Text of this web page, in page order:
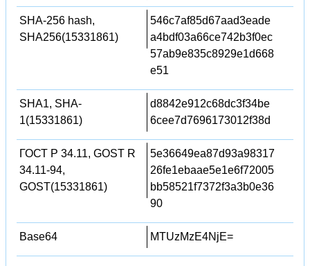
SHA-256 hash,
SHA256(15331861)
546c7af85d67aad3eade
a4bdf03a66ce742b3f0ec
57ab9e835c8929e1d668
e51
SHA1, SHA-
1(15331861)
d8842e912c68dc3f34be
6cee7d7696173012f38d
ГОСТ Р 34.11, GOST R
34.11-94,
GOST(15331861)
5e36649ea87d93a98317
26fe1ebaae5e1e6f72005
bb58521f7372f3a3b0e36
90
Base64 MTUzMzE4NjE=